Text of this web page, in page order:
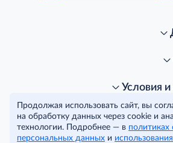
Стань клиентом METRO
Подарочные карты.
Часто задаваемые вопросы
METRO AG
Как читать ценники?
Для магазинов
Для офисов и предприятий
Рекламодателям
Поставщикам
Программа METRO
Торговые центры
Собственные бренды
Условия
Политика
Правовая информация
Условия соглашения
Cookies
© METRO Cash and Carry
Читать полностью
Продолжая использовать сайт, вы
на обработку данных через cookie и
технологии. Подробнее — в политиках
персональных данных и